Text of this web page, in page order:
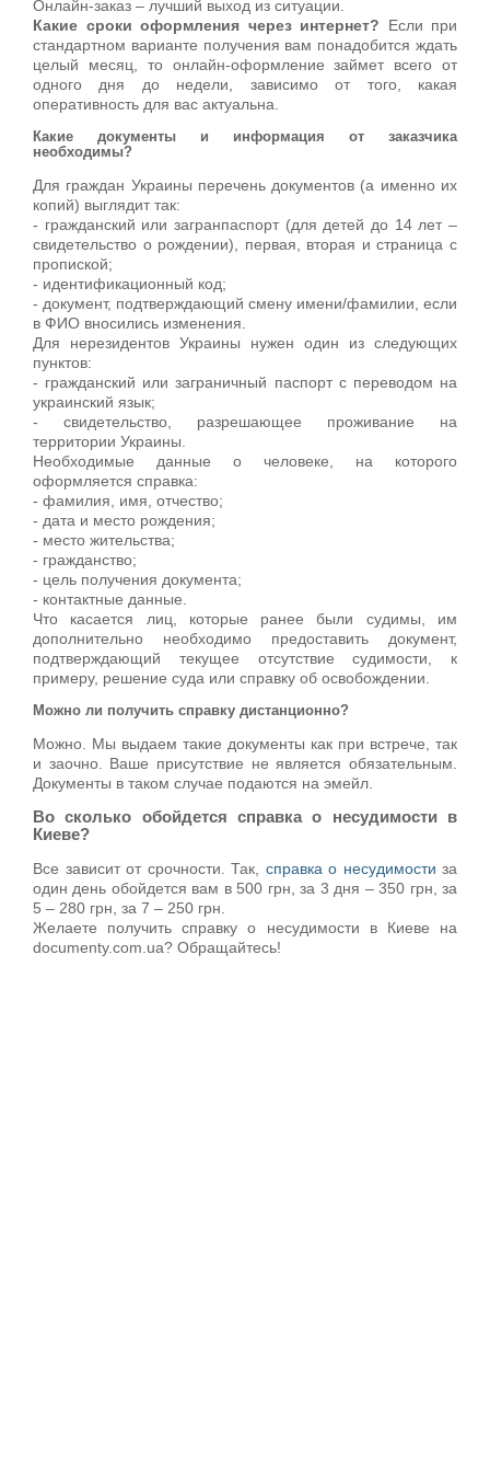
Онлайн-заказ – лучший выход из ситуации.
Какие сроки оформления через интернет? Если при
стандартном варианте получения вам понадобится ждать
целый месяц, то онлайн-оформление займет всего от
одного дня до недели, зависимо от того, какая
оперативность для вас актуальна.
Какие документы и информация от заказчика
необходимы?
Для граждан Украины перечень документов (а именно их
копий) выглядит так:
- гражданский или загранпаспорт (для детей до 14 лет –
свидетельство о рождении), первая, вторая и страница с
пропиской;
- идентификационный код;
- документ, подтверждающий смену имени/фамилии, если
в ФИО вносились изменения.
Для нерезидентов Украины нужен один из следующих
пунктов:
- гражданский или заграничный паспорт с переводом на
украинский язык;
- свидетельство, разрешающее проживание на
территории Украины.
Необходимые данные о человеке, на которого
оформляется справка:
- фамилия, имя, отчество;
- дата и место рождения;
- место жительства;
- гражданство;
- цель получения документа;
- контактные данные.
Что касается лиц, которые ранее были судимы, им
дополнительно необходимо предоставить документ,
подтверждающий текущее отсутствие судимости, к
примеру, решение суда или справку об освобождении.
Можно ли получить справку дистанционно?
Можно. Мы выдаем такие документы как при встрече, так
и заочно. Ваше присутствие не является обязательным.
Документы в таком случае подаются на эмейл.
Во сколько обойдется справка о несудимости в
Киеве?
Все зависит от срочности. Так, справка о несудимости за
один день обойдется вам в 500 грн, за 3 дня – 350 грн, за
5 – 280 грн, за 7 – 250 грн.
Желаете получить справку о несудимости в Киеве на
documenty.com.ua? Обращайтесь!